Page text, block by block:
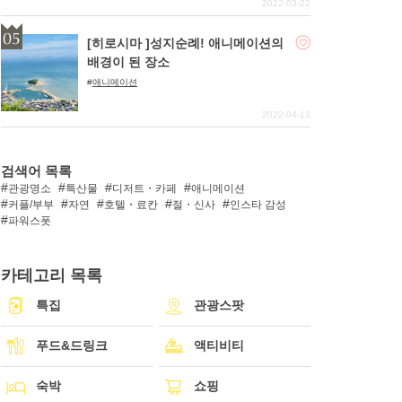
2022-03-22
[히로시마 ]성지순례! 애니메이션의
배경이 된 장소
애니메이션
2022-04-13
검색어 목록
관광명소 특산물 디저트・카페
애니메이션
커플/부부
자연 호텔・료칸 절・신사
인스타 감성
파워스폿
카테고리 목록
특집 관광스팟
푸드&드링크 액티비티
숙박 쇼핑